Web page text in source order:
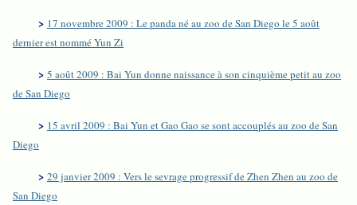
> 17 novembre 2009 : Le panda né au zoo de San Diego le 5 août
dernier est nommé Yun Zi
> 5 août 2009 : Bai Yun donne naissance à son cinquième petit au zoo
de San Diego
> 15 avril 2009 : Bai Yun et Gao Gao se sont accouplés au zoo de San
Diego
> 29 janvier 2009 : Vers le sevrage progressif de Zhen Zhen au zoo de
San Diego